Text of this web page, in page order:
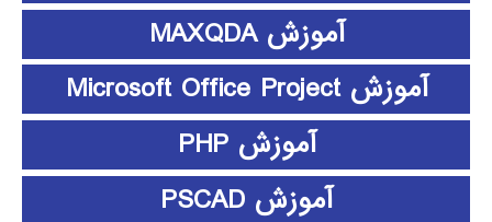
آموزش MAXQDA
آموزش Microsoft Office Project
آموزش PHP
آموزش PSCAD